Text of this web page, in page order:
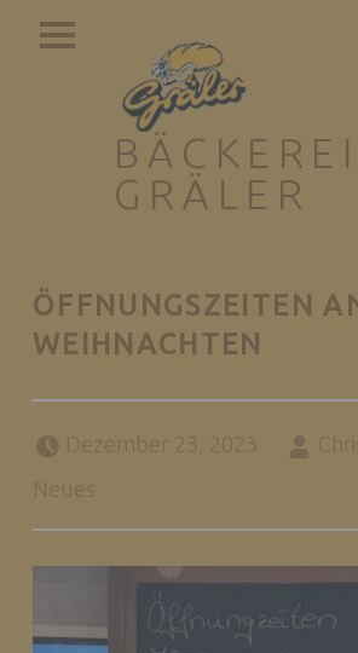
BÄCKEREI
GRÄLER
ÖFFNUNGSZEITEN
WEIHNACHTEN
Dezember 23, 2023
Neues